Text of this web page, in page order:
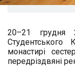
20–21 грудня
Студентського
монастирі
передріздвяні